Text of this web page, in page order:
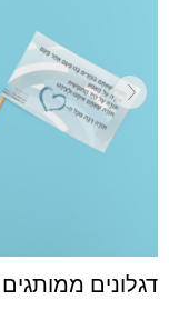
דגלונים ממותגים